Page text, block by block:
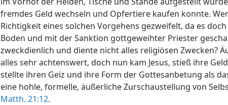
fremdes Geld wechseln und Opfertiere kaufen konnte.
Richtigkeit eines solchen Vorgehens gezweifelt, da es
Boden und mit der Sanktion gottgeweihter Priester
zweckdienlich und diente nicht alles religiösen Zwecken?
alles sehr achtenswert, doch nun kam Jesus, stieß ihre
stellte ihren Geiz und ihre Form der Gottesanbetung als
eine hohle, formelle, äußerliche Zurschaustellung von
Matth. 21:12.